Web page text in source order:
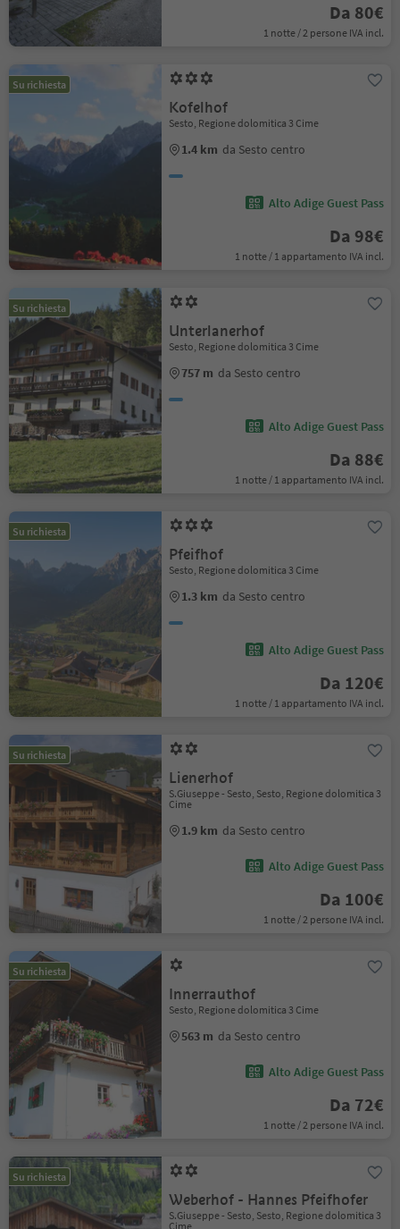
Da 80€
1 notte / 2 persone IVA incl.
Su richiesta
Kofelhof
Sesto, Regione dolomitica 3 Cime
1.4 km da Sesto centro
Alto Adige Guest Pass
Da 98€
1 notte / 1 appartamento IVA incl.
Su richiesta
Unterlanerhof
Sesto, Regione dolomitica 3 Cime
757 m da Sesto centro
Alto Adige Guest Pass
Da 88€
1 notte / 1 appartamento IVA incl.
Su richiesta
Pfeifhof
Sesto, Regione dolomitica 3 Cime
1.3 km da Sesto centro
Alto Adige Guest Pass
Da 120€
1 notte / 1 appartamento IVA incl.
Su richiesta
Lienerhof
S.Giuseppe - Sesto, Sesto, Regione dolomitica 3
Cime
1.9 km da Sesto centro
Alto Adige Guest Pass
Da 100€
1 notte / 2 persone IVA incl.
Su richiesta
Innerrauthof
Sesto, Regione dolomitica 3 Cime
563 m da Sesto centro
Alto Adige Guest Pass
Da 72€
1 notte / 2 persone IVA incl.
Su richiesta
Weberhof - Hannes Pfeifhofer
S.Giuseppe - Sesto, Sesto, Regione dolomitica 3
Cime